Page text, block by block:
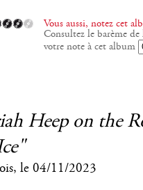
Vous aussi, notez cet
Consultez le barème
votre note à cet album
Heep on the
, le 04/11/2023